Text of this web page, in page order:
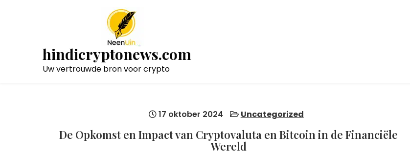
hindicryptonews.com
Uw vertrouwde bron voor crypto
17 oktober 2024 Uncategorized
De Opkomst en Impact van Cryptovaluta en Bitcoin in de Financiële
Wereld